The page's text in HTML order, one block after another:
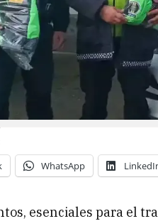
WhatsApp
esenciales para el